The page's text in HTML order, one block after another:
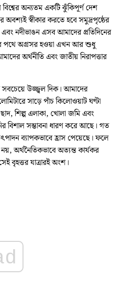
অন্যতম একটি ঝুঁকিপূর্ণ দেশ
অবশ্যই স্বীকার করতে হবে সমুদ্রপৃষ্ঠের
নদীভাঙন এসব আমাদের প্রতিদিনের
পথে অগ্রসর হওয়া এখন আর শুধু
অর্থনীতি এবং জাতীয় নিরাপত্তার
সবচেয়ে উজ্জ্বল দিক। আমাদের
সাড়ে পাঁচ কিলোওয়াট ঘণ্টা
শিল্প এলাকা, খোলা জমি এবং
বিশাল সম্ভাবনা ধারণ করে আছে। গত
ব্যাপকভাবে হ্রাস পেয়েছে। ফলে
অর্থনৈতিকভাবে অত্যন্ত কার্যকর
বৃহত্তর যাত্রারই অংশ।